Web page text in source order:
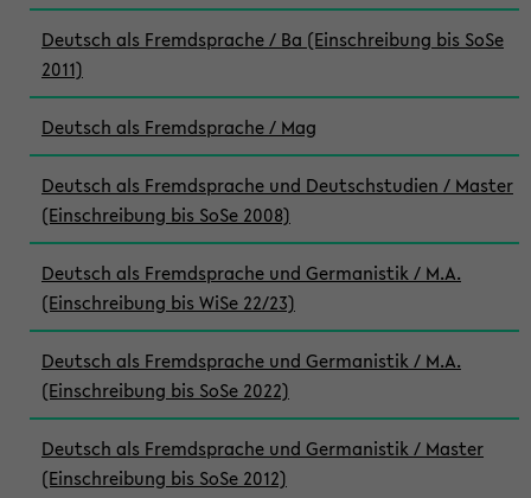
Deutsch als Fremdsprache / Ba (Einschreibung bis SoSe
2011)
Deutsch als Fremdsprache / Mag
Deutsch als Fremdsprache und Deutschstudien / Master
(Einschreibung bis SoSe 2008)
Deutsch als Fremdsprache und Germanistik / M.A.
(Einschreibung bis WiSe 22/23)
Deutsch als Fremdsprache und Germanistik / M.A.
(Einschreibung bis SoSe 2022)
Deutsch als Fremdsprache und Germanistik / Master
(Einschreibung bis SoSe 2012)